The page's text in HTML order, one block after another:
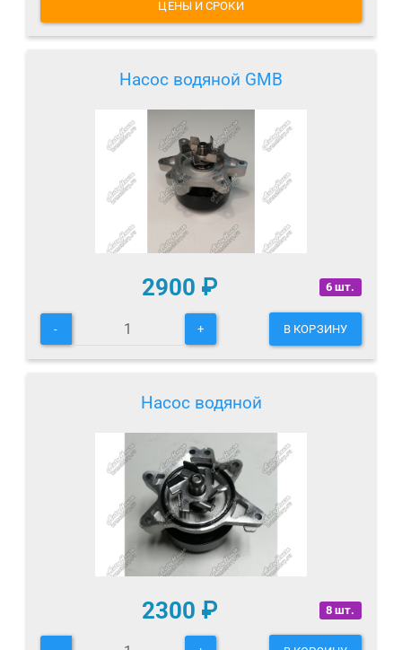
ЦЕНЫ И СРОКИ
Насос водяной GMB
6 шт.
2900 ₽
- + В КОРЗИНУ
Насос водяной
8 шт.
2300 ₽